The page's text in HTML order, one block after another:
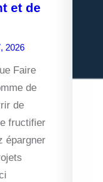
et de
2026
Faire
de
de
fructifier
épargner